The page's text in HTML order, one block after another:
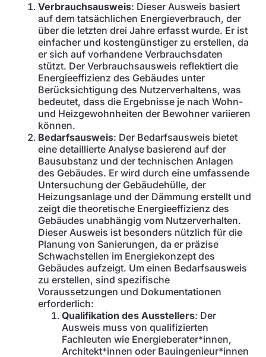
Verbrauchsausweis: Dieser Ausweis basiert
auf dem tatsächlichen Energieverbrauch, der
über die letzten drei Jahre erfasst wurde. Er ist
einfacher und kostengünstiger zu erstellen, da
er sich auf vorhandene Verbrauchsdaten
stützt. Der Verbrauchsausweis reflektiert die
Energieeffizienz des Gebäudes unter
Berücksichtigung des Nutzerverhaltens, was
bedeutet, dass die Ergebnisse je nach Wohn-
und Heizgewohnheiten der Bewohner variieren
können.
Bedarfsausweis: Der Bedarfsausweis bietet
eine detaillierte Analyse basierend auf der
Bausubstanz und der technischen Anlagen
des Gebäudes. Er wird durch eine umfassende
Untersuchung der Gebäudehülle, der
Heizungsanlage und der Dämmung erstellt und
zeigt die theoretische Energieeffizienz des
Gebäudes unabhängig vom Nutzerverhalten.
Dieser Ausweis ist besonders nützlich für die
Planung von Sanierungen, da er präzise
Schwachstellen im Energiekonzept des
Gebäudes aufzeigt. Um einen Bedarfsausweis
zu erstellen, sind spezifische
Voraussetzungen und Dokumentationen
erforderlich:
Qualifikation des Ausstellers: Der
Ausweis muss von qualifizierten
Fachleuten wie Energieberater*innen,
Architekt*innen oder Bauingenieur*innen